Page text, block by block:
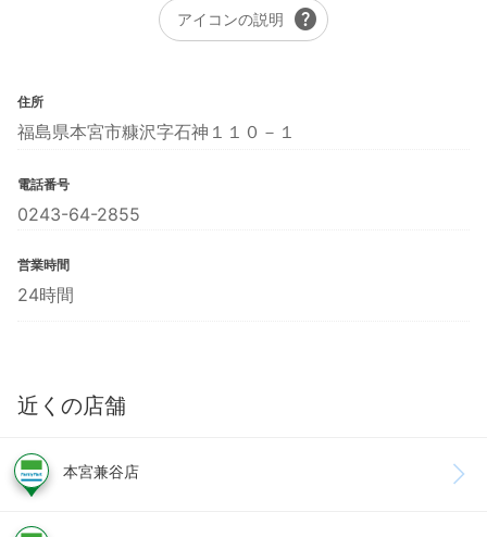
アイコンの説明 help
住所
福島県本宮市糠沢字石神１１０－１
電話番号
0243-64-2855
営業時間
24時間
近くの店舗
本宮兼谷店